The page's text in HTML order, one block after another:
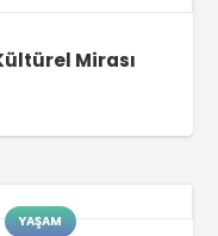
Mirası
YAŞAM